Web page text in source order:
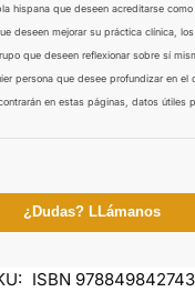
hispana que deseen acreditarse como
deseen mejorar su práctica clínica,
que deseen reflexionar sobre sí
persona que desee profundizar en el
en estas páginas, datos útiles
¿Dudas? LLámanos
ISBN